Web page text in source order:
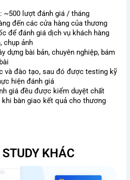
~500 lượt đánh giá / tháng
đến các cửa hàng của thương
để đánh giá dịch vụ khách hàng
chụp ảnh
dựng bài bản, chuyên nghiệp, bám
và đào tạo, sau đó được testing kỹ
hiện đánh giá
giá đều được kiểm duyệt chất
khi bàn giao kết quả cho thương
KHÁC